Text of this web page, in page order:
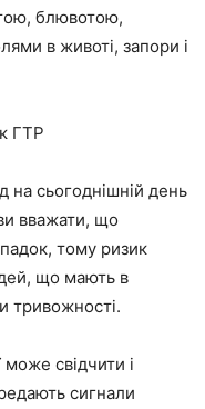
блювотою,
в животі, запори і
ГТР
на сьогоднішній день
вважати, що
тому ризик
що мають в
тривожності.
може свідчити і
сигнали